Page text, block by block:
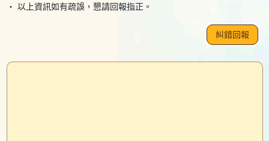
・ 以上資訊如有疏誤，懇請回報指正。
糾錯回報